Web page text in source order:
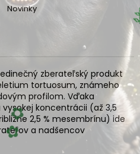
Novinky
zberateľský produkt
tortuosum, známeho
profilom. Vďaka
koncentrácii (až 3,5
2,5 % mesembrínu) ide
a nadšencov
✿
✿